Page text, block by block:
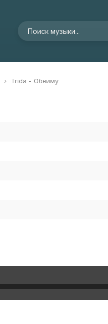
Trida - Обниму